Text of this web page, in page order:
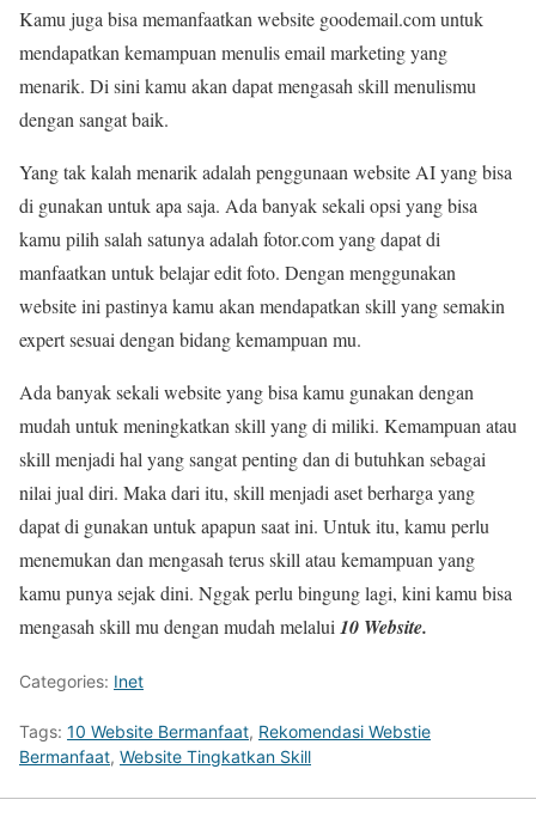
Kamu juga bisa memanfaatkan website goodemail.com untuk
mendapatkan kemampuan menulis email marketing yang
menarik. Di sini kamu akan dapat mengasah skill menulismu
dengan sangat baik.
Yang tak kalah menarik adalah penggunaan website AI yang bisa
di gunakan untuk apa saja. Ada banyak sekali opsi yang bisa
kamu pilih salah satunya adalah fotor.com yang dapat di
manfaatkan untuk belajar edit foto. Dengan menggunakan
website ini pastinya kamu akan mendapatkan skill yang semakin
expert sesuai dengan bidang kemampuan mu.
Ada banyak sekali website yang bisa kamu gunakan dengan
mudah untuk meningkatkan skill yang di miliki. Kemampuan atau
skill menjadi hal yang sangat penting dan di butuhkan sebagai
nilai jual diri. Maka dari itu, skill menjadi aset berharga yang
dapat di gunakan untuk apapun saat ini. Untuk itu, kamu perlu
menemukan dan mengasah terus skill atau kemampuan yang
kamu punya sejak dini. Nggak perlu bingung lagi, kini kamu bisa
mengasah skill mu dengan mudah melalui 10 Website.
Categories: Inet
Tags: 10 Website Bermanfaat, Rekomendasi Webstie
Bermanfaat, Website Tingkatkan Skill